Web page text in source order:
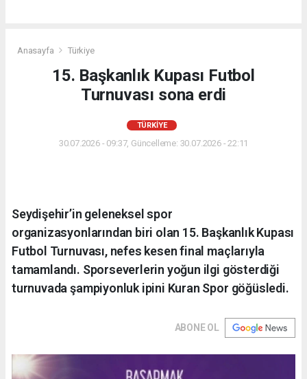
Anasayfa Türkiye
15. Başkanlık Kupası Futbol
Turnuvası sona erdi
TÜRKIYE
30.07.2026 - 09:37, Güncelleme: 30.07.2026 - 22:11
Seydişehir’in geleneksel spor
organizasyonlarından biri olan 15. Başkanlık Kupası
Futbol Turnuvası, nefes kesen final maçlarıyla
tamamlandı. Sporseverlerin yoğun ilgi gösterdiği
turnuvada şampiyonluk ipini Kuran Spor göğüsledi.
ABONE OL